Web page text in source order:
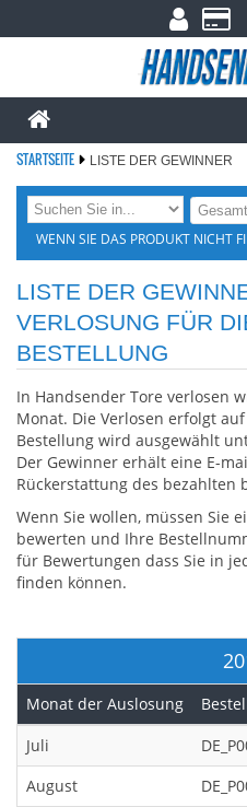
STARTSEITE LISTE DER GEWINNER
WENN SIE DAS PRODUKT NICHT
LISTE DER
VERLOSUNG FÜR
BESTELLUNG
In Handsender Tore verlosen
Monat. Die Verlosen erfolgt
Bestellung wird ausgewählt
Der Gewinner erhält eine E-
Rückerstattung des bezahlten
Wenn Sie wollen, müssen Sie
bewerten und Ihre
für Bewertungen dass Sie in
finden können.
Monat der Auslosung
Juli
August